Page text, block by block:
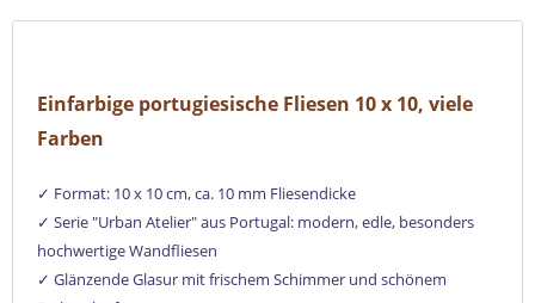
Einfarbige portugiesische Fliesen 10 x 10, viele
Farben
✓ Format: 10 x 10 cm, ca. 10 mm Fliesendicke
✓ Serie "Urban Atelier" aus Portugal: modern, edle, besonders
hochwertige Wandfliesen
✓ Glänzende Glasur mit frischem Schimmer und schönem